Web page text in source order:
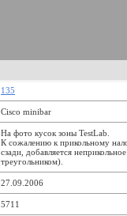
135
Cisco minibar
На фото кусок зоны TestLab.
К сожалению к прикольному
сзади, добавляется
треугольником).
27.09.2006
5711